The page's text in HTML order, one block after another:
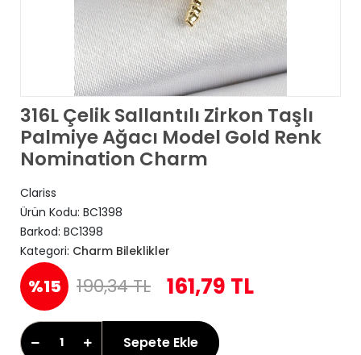
316L Çelik Sallantılı Zirkon Taşlı
Palmiye Ağacı Model Gold Renk
Nomination Charm
Clariss
Ürün Kodu: BC1398
Barkod: BC1398
Kategori: Charm Bileklikler
%15 190,34 TL 161,79 TL
Sepete Ekle